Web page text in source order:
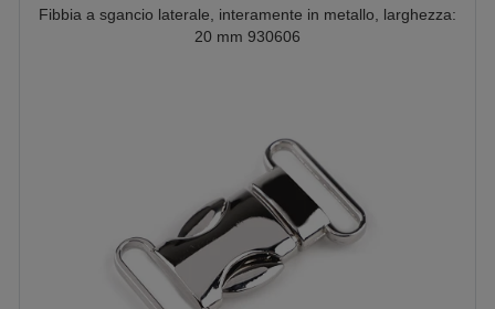
Fibbia a sgancio laterale, interamente in metallo, larghezza:
20 mm 930606